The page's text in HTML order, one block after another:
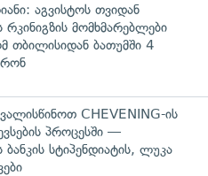
აგვისტოს თვიდან
მომხმარებლები
თბილისიდან ბათუმში 4
CHEVENING-ის
პროცესში —
სტიპენდიატის, ლუკა